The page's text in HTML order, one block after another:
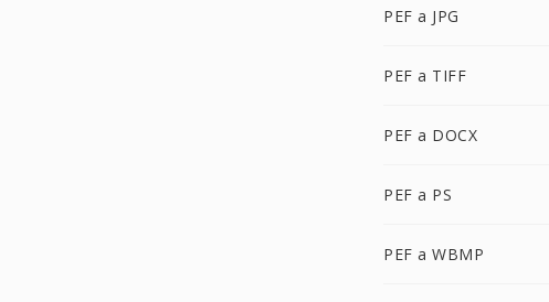
PEF a JPG
PEF a TIFF
PEF a DOCX
PEF a PS
PEF a WBMP